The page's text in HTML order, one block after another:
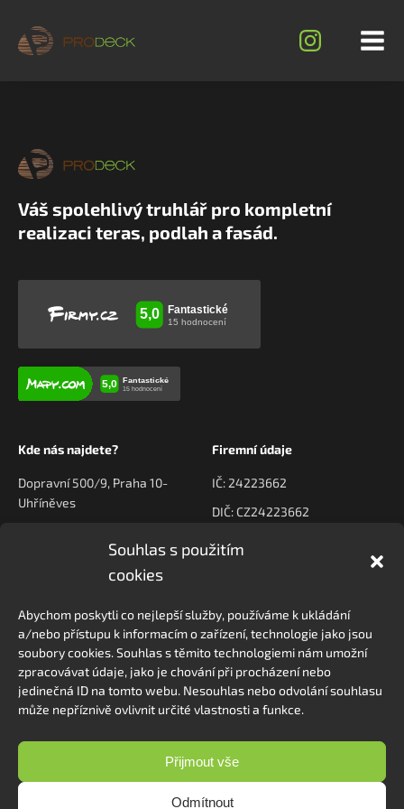
Souhlas s použitím
cookies
Abychom poskytli co nejlepší služby, používáme k ukládání
a/nebo přístupu k informacím o zařízení, technologie jako jsou
soubory cookies. Souhlas s těmito technologiemi nám umožní
zpracovávat údaje, jako je chování při procházení nebo
jedinečná ID na tomto webu. Nesouhlas nebo odvolání souhlasu
může nepříznivě ovlivnit určité vlastnosti a funkce.
Přijmout vše
Odmítnout
Váš spolehlivý truhlář pro kompletní
realizaci teras, podlah a fasád.
Kde nás najdete?
Dopravní 500/9, Praha 10-
Uhříněves
Firemní údaje
IČ: 24223662
DIČ: CZ24223662
Kontaktujte nás
+420 778 222 800
Navigace
O nás
Kontakt